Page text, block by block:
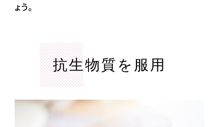
ょう。
抗生物質を服用